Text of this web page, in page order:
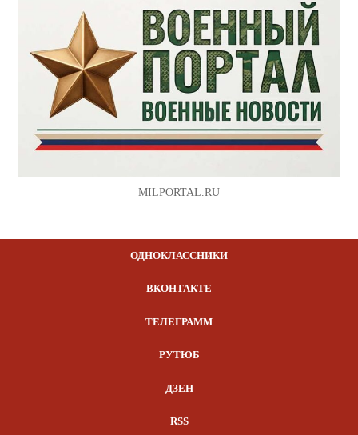
MILPORTAL.RU
ОДНОКЛАССНИКИ
ВКОНТАКТЕ
ТЕЛЕГРАММ
РУТЮБ
ДЗЕН
RSS